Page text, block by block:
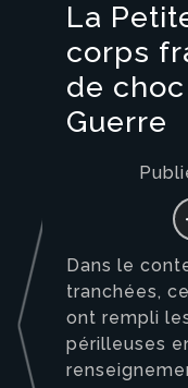
La
corps
de
Guerre
Dans le
tranchées,
ont rempli
périlleuses